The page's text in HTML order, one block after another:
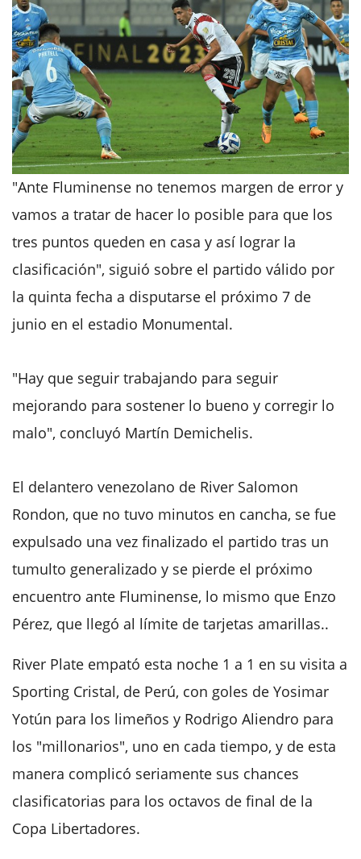
"Ante Fluminense no tenemos margen de error y
vamos a tratar de hacer lo posible para que los
tres puntos queden en casa y así lograr la
clasificación", siguió sobre el partido válido por
la quinta fecha a disputarse el próximo 7 de
junio en el estadio Monumental.
"Hay que seguir trabajando para seguir
mejorando para sostener lo bueno y corregir lo
malo", concluyó Martín Demichelis.
El delantero venezolano de River Salomon
Rondon, que no tuvo minutos en cancha, se fue
expulsado una vez finalizado el partido tras un
tumulto generalizado y se pierde el próximo
encuentro ante Fluminense, lo mismo que Enzo
Pérez, que llegó al límite de tarjetas amarillas..
River Plate empató esta noche 1 a 1 en su visita a
Sporting Cristal, de Perú, con goles de Yosimar
Yotún para los limeños y Rodrigo Aliendro para
los "millonarios", uno en cada tiempo, y de esta
manera complicó seriamente sus chances
clasificatorias para los octavos de final de la
Copa Libertadores.